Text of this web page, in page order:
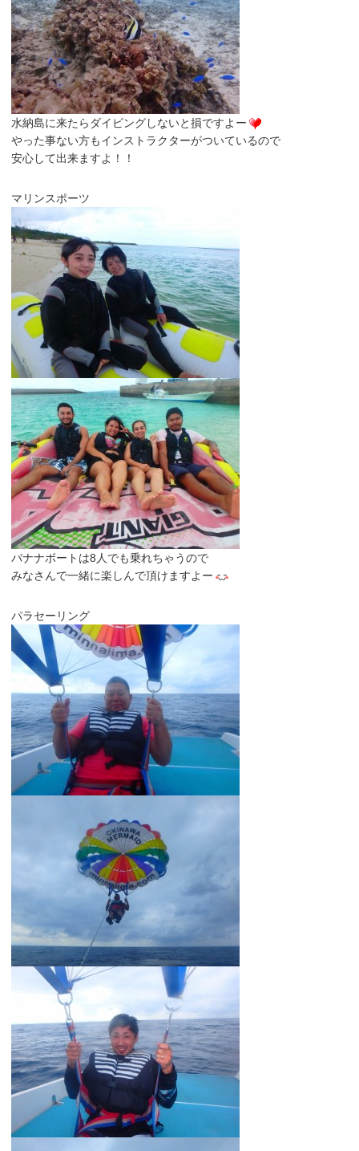
水納島に来たらダイビングしないと損ですよー
やった事ない方もインストラクターがついているので
安心して出来ますよ！！
マリンスポーツ
バナナボートは8人でも乗れちゃうので
みなさんで一緒に楽しんで頂けますよー
パラセーリング